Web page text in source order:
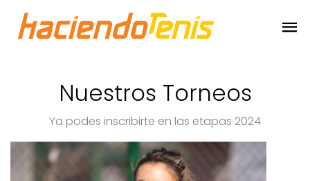
Nuestros Torneos
Ya podes inscribirte en las etapas 2024